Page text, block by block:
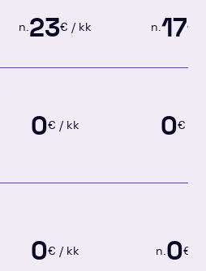
n.23€ / kk n.17€ /
0€ / kk 0€ /
0€ / kk n.0€ /